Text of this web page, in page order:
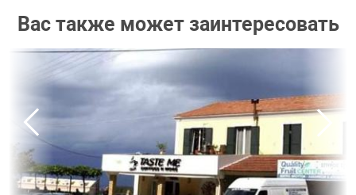
Вас также может заинтересовать